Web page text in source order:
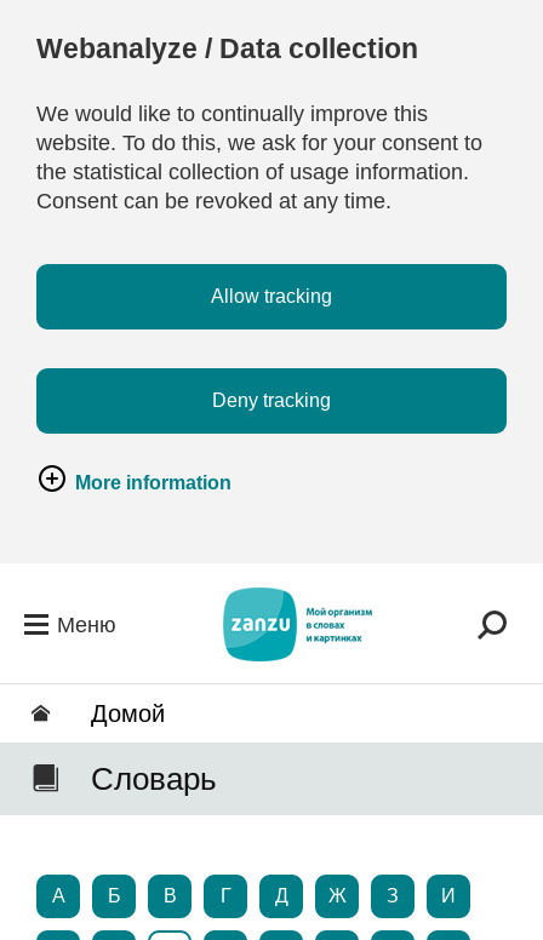
Webanalyze / Data collection
We would like to continually improve this
website. To do this, we ask for your consent to
the statistical collection of usage information.
Consent can be revoked at any time.
Allow tracking
Deny tracking
More information
Меню
Домой
Словарь
А Б В Г Д Ж З И